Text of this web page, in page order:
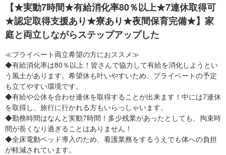
【★実動7時間★有給消化率80％以上★7連休取得可
★認定取得支援あり★寮あり★夜間保育完備★】家
庭と両立しながらステップアップした
≪プライベート両立希望の方におススメ≫
◆有給消化率は80％以上！皆さんで協力して有給を消化しようとい
う風土があります。希望休も叶いやすいため、プライベートの予定
も立てやすい環境です。
◆有給や公休を合わせ連休を取得することが出来ます！中には7連休
を取得し、旅行に行かれる方もいらっしゃいます。
◆勤務時間はなんと実動7時間！多少残業があったとしても、拘束時
間が長くなり過ぎることはありません！
◆全床電動ベッド導入のため、看護業務をするうえでも体への負担
が軽減されています。